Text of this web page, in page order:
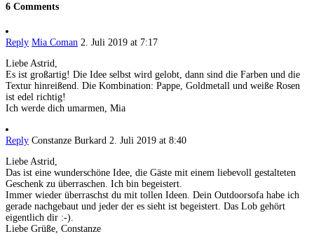
6 Comments
Reply Mia Coman 2. Juli 2019 at 7:17
Liebe Astrid,
Es ist großartig! Die Idee selbst wird gelobt, dann sind die Farben und die
Textur hinreißend. Die Kombination: Pappe, Goldmetall und weiße Rosen
ist edel richtig!
Ich werde dich umarmen, Mia
Reply Constanze Burkard 2. Juli 2019 at 8:40
Liebe Astrid,
Das ist eine wunderschöne Idee, die Gäste mit einem liebevoll gestalteten
Geschenk zu überraschen. Ich bin begeistert.
Immer wieder überraschst du mit tollen Ideen. Dein Outdoorsofa habe ich
gerade nachgebaut und jeder der es sieht ist begeistert. Das Lob gehört
eigentlich dir :-).
Liebe Grüße, Constanze